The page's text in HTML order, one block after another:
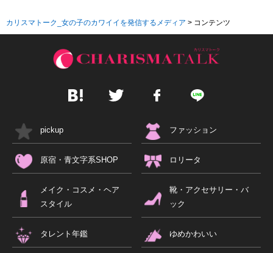
カリスマトーク_女の子のカワイイを発信するメディア > コンテンツ
pickup ファッション
原宿・青文字系SHOP ロリータ
メイク・コスメ・ヘア
スタイル
靴・アクセサリー・バ
ック
タレント年鑑 ゆめかわいい